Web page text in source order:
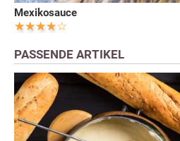
Mexikosauce
PASSENDE ARTIKEL